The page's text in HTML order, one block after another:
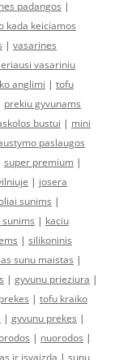
padangos |
kada keiciamos
| vasarines
vasariniu
anglimi | tofu
prekiu gyvunams
bustui | mini
paslaugos
super premium |
| josera
sunims |
| kaciu
| silikoninis
sunu maistas |
| gyvunu prieziura |
| tofu kraiko
| gyvunu prekes |
| nuorodos |